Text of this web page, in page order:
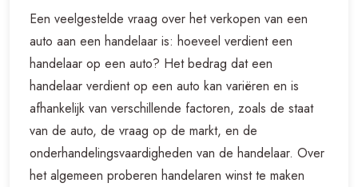
Een veelgestelde vraag over het verkopen van een
auto aan een handelaar is: hoeveel verdient een
handelaar op een auto? Het bedrag dat een
handelaar verdient op een auto kan variëren en is
afhankelijk van verschillende factoren, zoals de staat
van de auto, de vraag op de markt, en de
onderhandelingsvaardigheden van de handelaar. Over
het algemeen proberen handelaren winst te maken